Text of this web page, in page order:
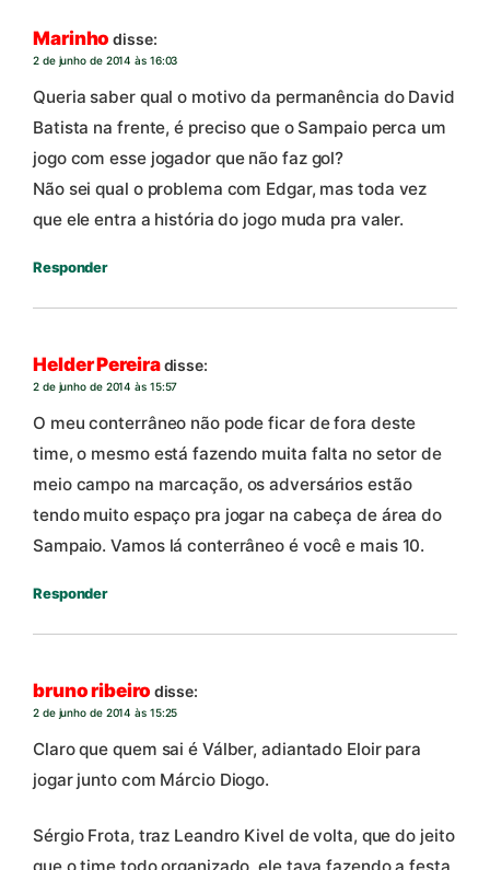
Marinho disse:
2 de junho de 2014 às 16:03
Queria saber qual o motivo da permanência do David
Batista na frente, é preciso que o Sampaio perca um
jogo com esse jogador que não faz gol?
Não sei qual o problema com Edgar, mas toda vez
que ele entra a história do jogo muda pra valer.
Responder
Helder Pereiradisse:
2 de junho de 2014 às 15:57
O meu conterrâneo não pode ficar de fora deste
time, o mesmo está fazendo muita falta no setor de
meio campo na marcação, os adversários estão
tendo muito espaço pra jogar na cabeça de área do
Sampaio. Vamos lá conterrâneo é você e mais 10.
Responder
bruno ribeiro disse:
2 de junho de 2014 às 15:25
Claro que quem sai é Válber, adiantado Eloir para
jogar junto com Márcio Diogo.
Sérgio Frota, traz Leandro Kivel de volta, que do jeito